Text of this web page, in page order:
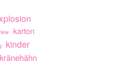
karton
kinder
kränehähn